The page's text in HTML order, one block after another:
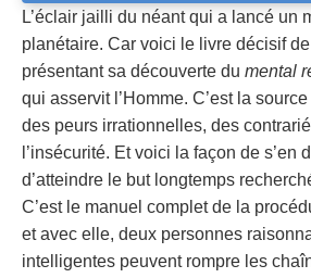
L’éclair jailli du néant qui a lancé un
planétaire. Car voici le livre décisif
présentant sa découverte du mental
qui asservit l’Homme. C’est la
des peurs irrationnelles, des
l’insécurité. Et voici la façon de s’en
d’atteindre le but longtemps
C’est le manuel complet de la
et avec elle, deux personnes
intelligentes peuvent rompre les